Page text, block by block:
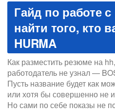
Гайд по работе
найти того, кто
HURMA
Как разместить резюме на
работодатель не узнал —
Пусть название будет как
или хотя бы совершенно не
Но сами по себе показы не